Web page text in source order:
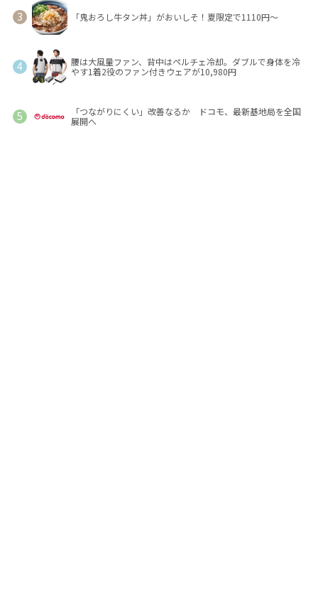
「鬼おろし牛タン丼」がおいしそ！夏限定で1110円～
腰は大風量ファン、背中はペルチェ冷却。ダブルで身体を冷
やす1着2役のファン付きウェアが10,980円
「つながりにくい」改善なるか ドコモ、最新基地局を全国
展開へ